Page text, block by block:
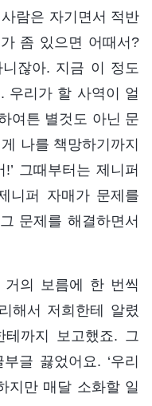
람은 자기면서 적반
좀 있으면 어때서?
잖아. 지금 이 정도
우리가 할 사역이 얼
여튼 별것도 아닌 문
나를 책망하기까지
그때부터는 제니퍼
니퍼 자매가 문제를
문제를 해결하면서
거의 보름에 한 번씩
해서 저희한테 알렸
까지 보고했죠. 그
글 끓었어요. ‘우리
지만 매달 소화할 일